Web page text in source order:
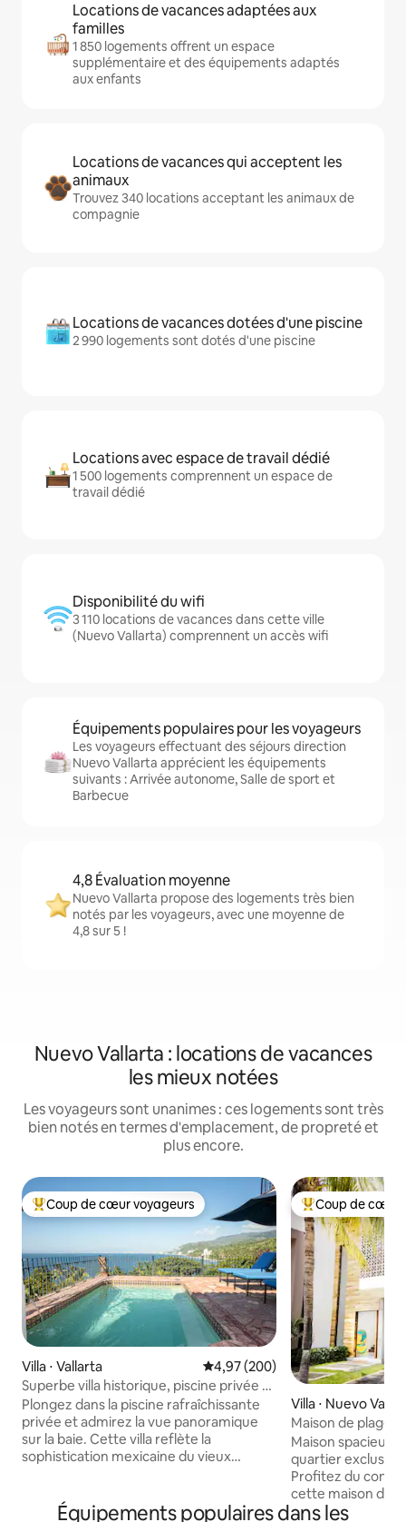
Locations de vacances adaptées aux
familles
1 850 logements offrent un espace
supplémentaire et des équipements adaptés
aux enfants
Locations de vacances qui acceptent les
animaux
Trouvez 340 locations acceptant les animaux de
compagnie
Locations de vacances dotées d'une piscine
2 990 logements sont dotés d'une piscine
Locations avec espace de travail dédié
1 500 logements comprennent un espace de
travail dédié
Disponibilité du wifi
3 110 locations de vacances dans cette ville
(Nuevo Vallarta) comprennent un accès wifi
Équipements populaires pour les voyageurs
Les voyageurs effectuant des séjours direction
Nuevo Vallarta apprécient les équipements
suivants : Arrivée autonome, Salle de sport et
Barbecue
4,8 Évaluation moyenne
Nuevo Vallarta propose des logements très bien
notés par les voyageurs, avec une moyenne de
4,8 sur 5 !
Nuevo Vallarta : locations de vacances
les mieux notées
Les voyageurs sont unanimes : ces logements sont très
bien notés en termes d'emplacement, de propreté et
plus encore.
Coups de cœur voyageurs les plus appréciés
Coup de cœur voyageurs
Villa ⋅ Vallarta Évaluation moyenne sur la
4,97 (200)
Superbe villa historique, piscine privée et
vue à 20°
Plongez dans la piscine rafraîchissante
privée et admirez la vue panoramique
sur la baie. Cette villa reflète la
sophistication mexicaine du vieux
antiquités coloniales aux côtés
Coups de cœur
Coup de cœur
Villa ⋅ Nuevo
Maison de plage
*Piscine privée*
Maison spacieuse
quartier exclusif
Profitez du
cette maison de 3
de bain (1
Équipements populaires dans les